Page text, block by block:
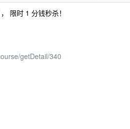
限时 1 分钱秒杀！
getDetail/340